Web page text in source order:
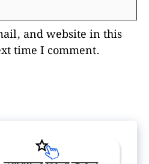
and website in this
time I comment.